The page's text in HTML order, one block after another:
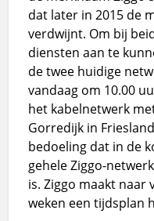
dat later in 2015 de
verdwijnt. Om bij
diensten aan te
de twee huidige
vandaag om 10.00
het kabelnetwerk
Gorredijk in
bedoeling dat in de
gehele Ziggo-
is. Ziggo maakt naar
weken een tijdsplan